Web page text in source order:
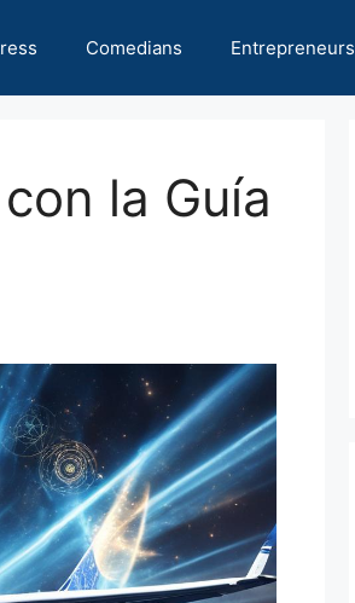
Comedians Entrepreneurs
la Guía